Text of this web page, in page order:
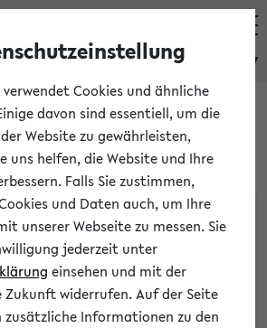
eKVV
verwendet Cookies und ähnliche
davon sind essentiell, um die
Website zu gewährleisten,
uns helfen, die Website und Ihre
Falls Sie zustimmen,
und Daten auch, um Ihre
unserer Webseite zu messen. Sie
jederzeit unter
einsehen und mit der
Zukunft widerrufen. Auf der Seite
zusätzliche Informationen zu den